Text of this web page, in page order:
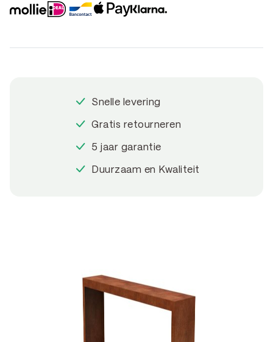
x
Snelle levering
Gratis retourneren
5 jaar garantie
Duurzaam en Kwaliteit